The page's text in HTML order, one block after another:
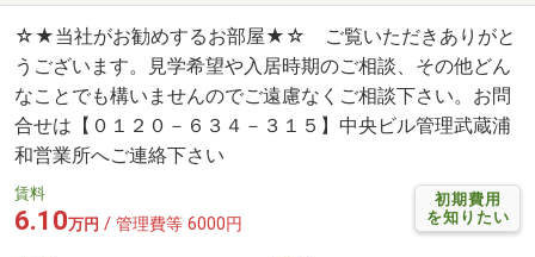
☆★当社がお勧めするお部屋★☆ ご覧いただきありがと
うございます。見学希望や入居時期のご相談、その他どん
なことでも構いませんのでご遠慮なくご相談下さい。お問
合せは【０１２０－６３４－３１５】中央ビル管理武蔵浦
和営業所へご連絡下さい
初期費用
を知りたい
賃料
6.10万円 / 管理費等 6000円